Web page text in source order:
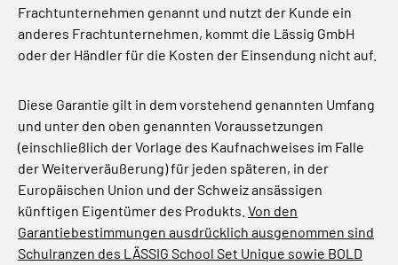
Frachtunternehmen genannt und nutzt der Kunde ein
anderes Frachtunternehmen, kommt die Lässig GmbH
oder der Händler für die Kosten der Einsendung nicht auf.
Diese Garantie gilt in dem vorstehend genannten Umfang
und unter den oben genannten Voraussetzungen
(einschließlich der Vorlage des Kaufnachweises im Falle
der Weiterveräußerung) für jeden späteren, in der
Europäischen Union und der Schweiz ansässigen
künftigen Eigentümer des Produkts. Von den
Garantiebestimmungen ausdrücklich ausgenommen sind
Schulranzen des LÄSSIG School Set Unique sowie BOLD